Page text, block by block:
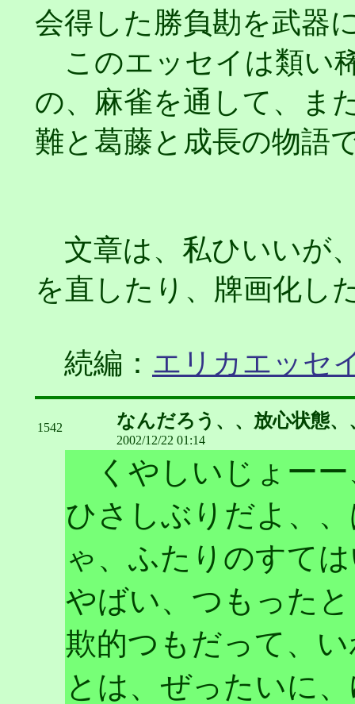
会得した勝負勘を武器
このエッセイは類い
の、麻雀を通して、ま
難と葛藤と成長の物語
文章は、私ひいいが
を直したり、牌画化し
続編： エリカエッセ
1542 なんだろう、、放心状態
2002/12/22 01:14
くやしいじょーー
ひさしぶりだよ、
ゃ、ふたりのすて
やばい、つもった
欺的つもだって、
とは、ぜったいに